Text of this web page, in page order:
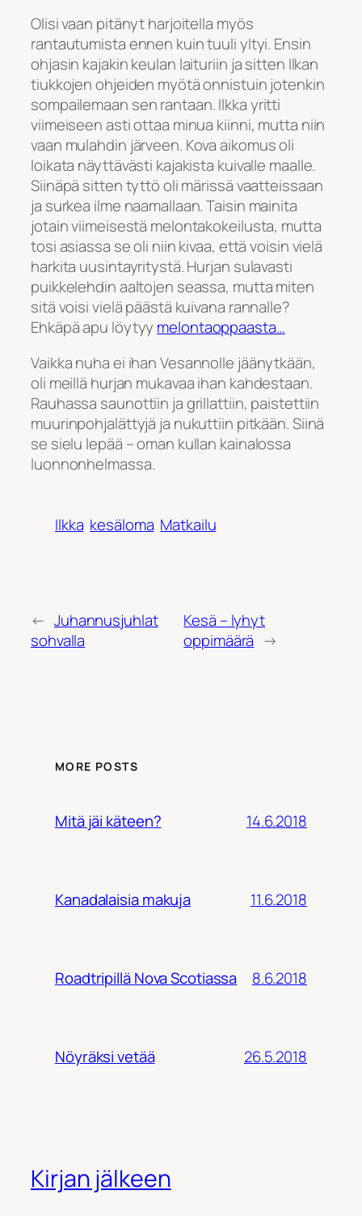
Olisi vaan pitänyt harjoitella myös
rantautumista ennen kuin tuuli yltyi. Ensin
ohjasin kajakin keulan laituriin ja sitten Ilkan
tiukkojen ohjeiden myötä onnistuin jotenkin
sompailemaan sen rantaan. Ilkka yritti
viimeiseen asti ottaa minua kiinni, mutta niin
vaan mulahdin järveen. Kova aikomus oli
loikata näyttävästi kajakista kuivalle maalle.
Siinäpä sitten tyttö oli märissä vaatteissaan
ja surkea ilme naamallaan. Taisin mainita
jotain viimeisestä melontakokeilusta, mutta
tosi asiassa se oli niin kivaa, että voisin vielä
harkita uusintayritystä. Hurjan sulavasti
puikkelehdin aaltojen seassa, mutta miten
sitä voisi vielä päästä kuivana rannalle?
Ehkäpä apu löytyy melontaoppaasta…
Vaikka nuha ei ihan Vesannolle jäänytkään,
oli meillä hurjan mukavaa ihan kahdestaan.
Rauhassa saunottiin ja grillattiin, paistettiin
muurinpohjalättyjä ja nukuttiin pitkään. Siinä
se sielu lepää – oman kullan kainalossa
luonnonhelmassa.
Ilkka kesäloma Matkailu
← Juhannusjuhlat
sohvalla
Kesä – lyhyt
oppimäärä →
MORE POSTS
Mitä jäi käteen? 14.6.2018
Kanadalaisia makuja 11.6.2018
Roadtripillä Nova Scotiassa 8.6.2018
Nöyräksi vetää 26.5.2018
Kirjan jälkeen